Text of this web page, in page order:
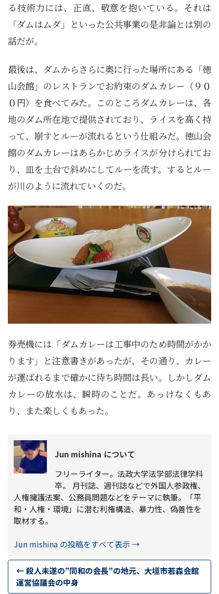
る技術力には、正直、敬意を抱いている。それは
「ダムはムダ」といった公共事業の是非論とは別の
話だが。
最後は、ダムからさらに奥に行った場所にある「徳
山会館」のレストランでお約束のダムカレー（９０
０円）を食べてみた。このところダムカレーは、各
地のダム所在地で提供されており、ライスを高く持
って、崩すとルーが流れるという仕組みだ。徳山会
館のダムカレーはあらかじめライスが分けられてお
り、皿を土台で斜めにしてルーを流す。するとルー
が川のように流れていくのだ。
券売機には「ダムカレーは工事中のため時間がかか
ります」と注意書きがあったが、その通り、カレー
が運ばれるまで確かに待ち時間は長い。しかしダム
カレーの放水は、瞬時のことだ。あっけなくもあ
り、また楽しくもあった。
Jun mishina について
フリーライター。法政大学法学部法律学科
卒。 月刊誌、週刊誌などで外国人参政権、
人権擁護法案、公務員問題などをテーマに執筆。「平
和・人権・環境」に潜む利権構造、暴力性、偽善性を
取材する。
Jun mishina の投稿をすべて表示 →
←殺人未遂の”同和の会長”の地元、大垣市若森会館
運営協議会の中身